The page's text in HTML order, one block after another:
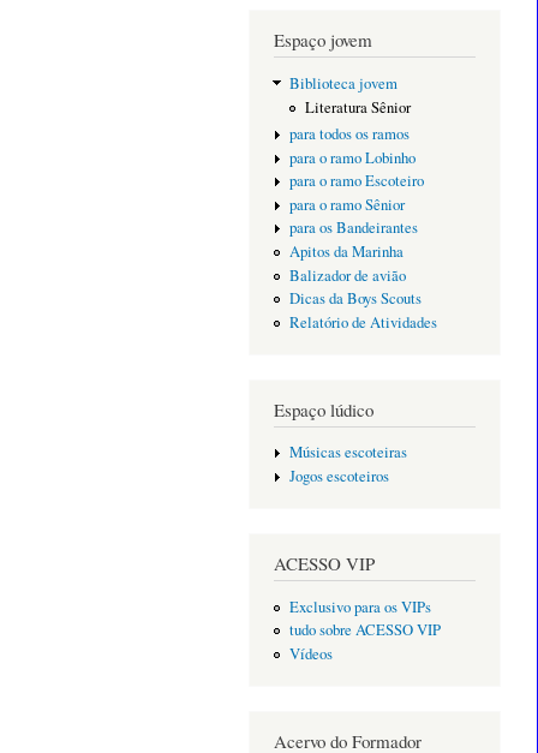
Espaço jovem
Biblioteca jovem
Literatura Sênior
para todos os ramos
para o ramo Lobinho
para o ramo Escoteiro
para o ramo Sênior
para os Bandeirantes
Apitos da Marinha
Balizador de avião
Dicas da Boys Scouts
Relatório de Atividades
Espaço lúdico
Músicas escoteiras
Jogos escoteiros
ACESSO VIP
Exclusivo para os VIPs
tudo sobre ACESSO VIP
Vídeos
Acervo do Formador